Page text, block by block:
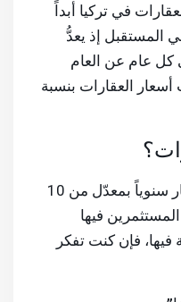
في تركيا أبداً
المستقبل إذ يعدُّ
كل عام عن العام
2022 ارتفعت أسعار العقارات بنسبة
لا شكّ بهذا أبداً، إذ تنمو الأسعار سنوياً بمعدّل من 10
المستثمرين فيها
فإن كنت تفكر